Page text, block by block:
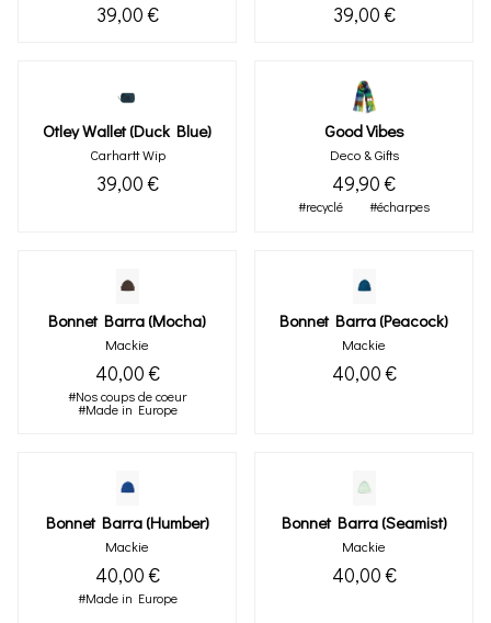
39,00 € 39,00 €
Otley Wallet (duck Blue)
Carhartt Wip
39,00 €
Good Vibes
Deco & Gifts
49,90 €
#recyclé #écharpes
Bonnet Barra (mocha)
Mackie
40,00 €
#Nos coups de coeur
#Made in Europe
Bonnet Barra (peacock)
Mackie
40,00 €
Bonnet Barra (humber)
Mackie
40,00 €
#Made in Europe
Bonnet Barra (seamist)
Mackie
40,00 €